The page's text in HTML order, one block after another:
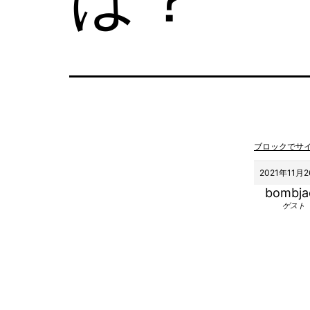
ブロックでサ
2021年11月
ゲスト